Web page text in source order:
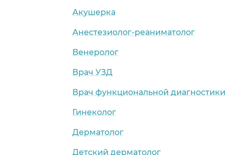
Акушерка
Анестезиолог-реаниматолог
Венеролог
Врач УЗД
Врач функциональной диагностики
Гинеколог
Дерматолог
Детский дерматолог